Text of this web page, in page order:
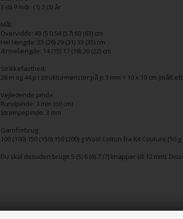
3 (6) 9 mdr. (1) 2 (3) år
Mål:
Overvidde: 49 (51) 54 (57) 60 (63) cm
Hel længde: 23 (26) 29 (31) 33 (35) cm
Ærmelængde: 14 (15) 17 (18) 20 (22) cm
Strikkefasthed:
28 m og 44 p i strukturmønster på p 3 mm = 10 x 10 cm (målt
Vejledende pinde:
Rundpinde: 3 mm (60 cm)
Strømpepinde: 3 mm
Garnforbrug:
100 (100) 150 (150) 150 (200) g Wool Cotton fra Kit Couture (50 g
Du skal desuden bruge 5 (5) 6 (6) 7 (7) knapper (Ø 12 mm).